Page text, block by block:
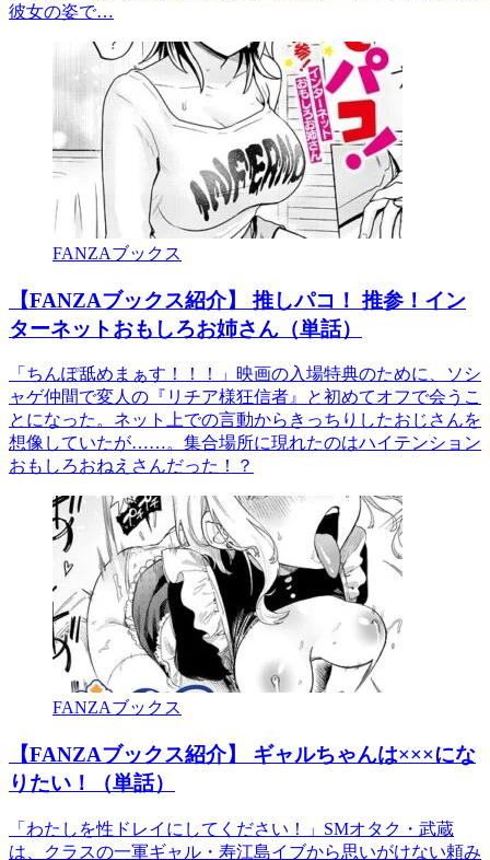
彼女の姿で…
FANZAブックス
【FANZAブックス紹介】 推しパコ！ 推参！イン
ターネットおもしろお姉さん（単話）
「ちんぽ舐めまぁす！！！」映画の入場特典のために、ソシ
ャゲ仲間で変人の『リチア様狂信者』と初めてオフで会うこ
とになった。ネット上での言動からきっちりしたおじさんを
想像していたが……。集合場所に現れたのはハイテンション
おもしろおねえさんだった！？
FANZAブックス
【FANZAブックス紹介】 ギャルちゃんは×××にな
りたい！（単話）
「わたしを性ドレイにしてください！」SMオタク・武蔵
は、クラスの一軍ギャル・寿江島イブから思いがけない頼み